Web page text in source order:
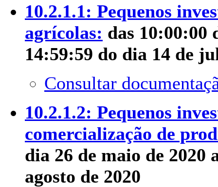
10.2.1.1: Pequenos
agrícolas: das 10:00:00
14:59:59 do dia 14 de
Consultar
10.2.1.2: Pequenos
comercialização de
dia 26 de maio de 2020
agosto de 2020